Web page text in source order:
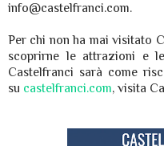
info@castelfranci.com.
Per chi non ha mai visitato
scoprirne le attrazioni e
Castelfranci sarà come
su castelfranci.com, visita